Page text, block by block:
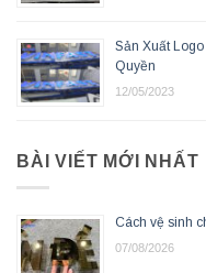
Sản Xuất
Quyền
12/05/2023
BÀI VIẾT MỚI NHẤT
Cách vệ sinh
07/08/2026